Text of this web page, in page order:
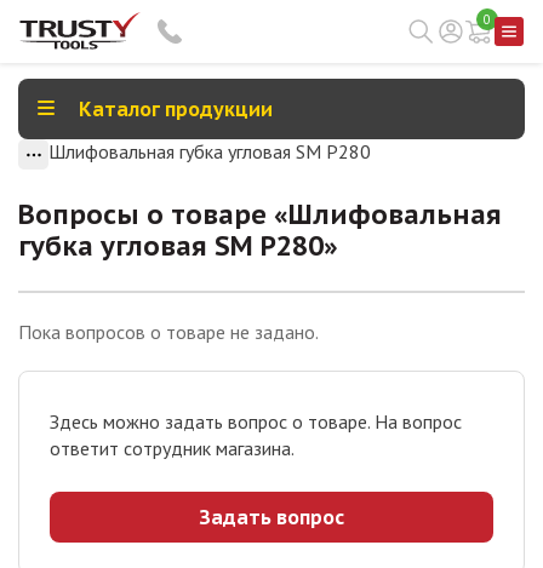
0
Каталог продукции
Шлифовальная губка угловая SM P280
Вопросы о товаре «Шлифовальная
губка угловая SM P280»
Здесь можно задать вопрос о товаре. На вопрос
ответит сотрудник магазина.
Задать вопрос
Пока вопросов о товаре не задано.